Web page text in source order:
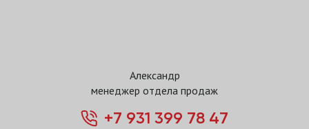
Александр
менеджер отдела продаж
+7 931 399 78 47